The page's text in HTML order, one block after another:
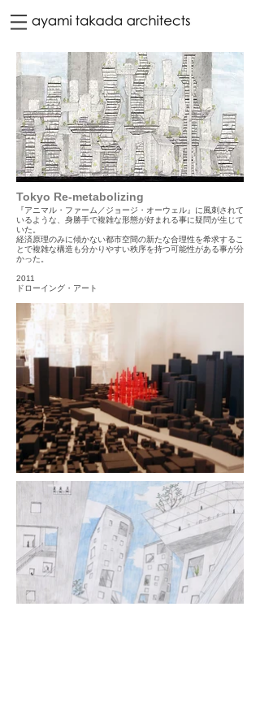
Tokyo Re-metabolizing
『アニマル・ファーム／ジョージ・オーウェル』に風刺されて
いるような、身勝手で複雑な形態が好まれる事に疑問が生じて
いた。
経済原理のみに傾かない都市空間の新たな合理性を希求するこ
とで複雑な構造も分かりやすい秩序を持つ可能性がある事が分
かった。
2011
ドローイング・アート